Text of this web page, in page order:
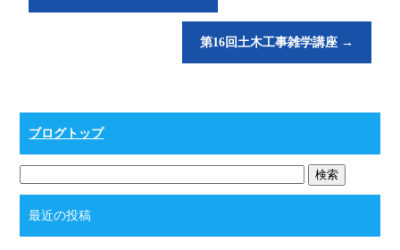
第16回土木工事雑学講座 →
ブログトップ
最近の投稿